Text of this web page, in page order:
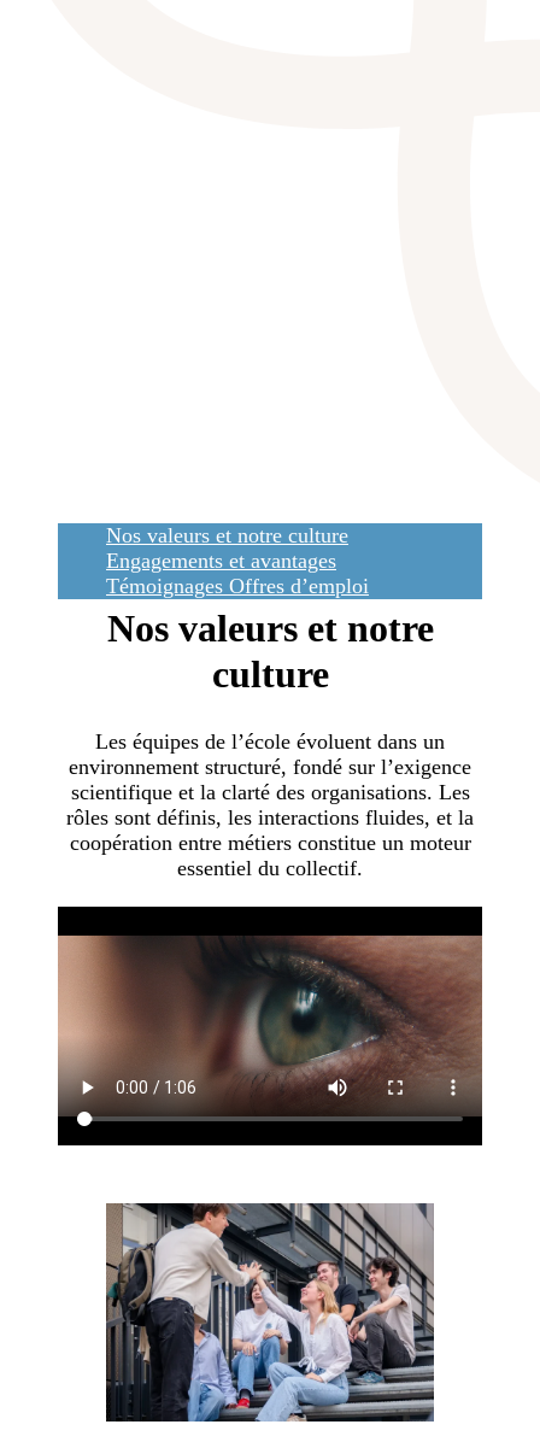
Nos valeurs et notre culture
Engagements et avantages
Témoignages Offres d’emploi
Nos valeurs et notre
culture
Les équipes de l’école évoluent dans un
environnement structuré, fondé sur l’exigence
scientifique et la clarté des organisations. Les
rôles sont définis, les interactions fluides, et la
coopération entre métiers constitue un moteur
essentiel du collectif.